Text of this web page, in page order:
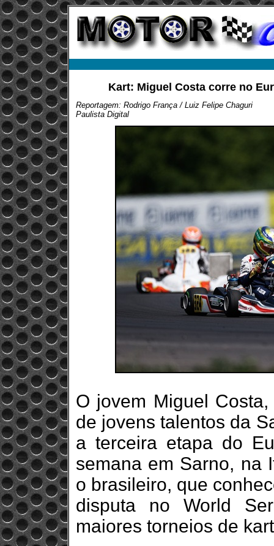
Kart: Miguel Costa corre no
Reportagem: Rodrigo França / Luiz Felipe Chaguri
Paulista Digital
O jovem Miguel
de jovens talentos da
a terceira etapa do
semana em Sarno, na
o brasileiro, que
disputa no World
maiores torneios de